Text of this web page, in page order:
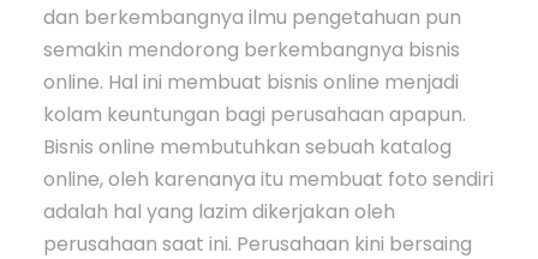
dan berkembangnya ilmu pengetahuan pun
semakin mendorong berkembangnya bisnis
online. Hal ini membuat bisnis online menjadi
kolam keuntungan bagi perusahaan apapun.
Bisnis online membutuhkan sebuah katalog
online, oleh karenanya itu membuat foto sendiri
adalah hal yang lazim dikerjakan oleh
perusahaan saat ini. Perusahaan kini bersaing